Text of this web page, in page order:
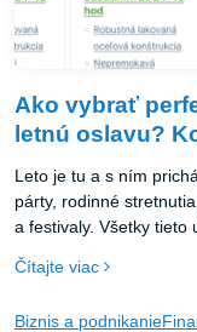
Ako vybrať
letnú oslavu?
Leto je tu a s ním
párty, rodinné
a festivaly. Všetky tieto
zároveň vytvorí
Čítajte viac
Biznis a podnikanie